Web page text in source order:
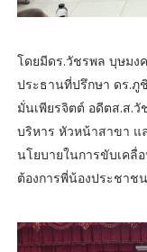
โดยมีดร.วัชรพล บุษมง
ประธานที่ปรึกษา ดร.ภู
มั่นเพียรจิตต์ อดีตส.ส.
บริหาร หัวหน้าสาขา แ
นโยบายในการขับเคลื่
ต้องการพี่น้องประชาชน